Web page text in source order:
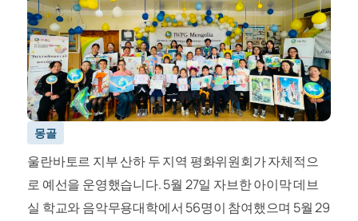
몽골
울란바토르 지부 산하 두 지역 평화위원회가 자체적으
로 예선을 운영했습니다. 5월 27일 자브한 아이막 데브
실 학교와 음악무용대학에서 56명이 참여했으며 5월 29